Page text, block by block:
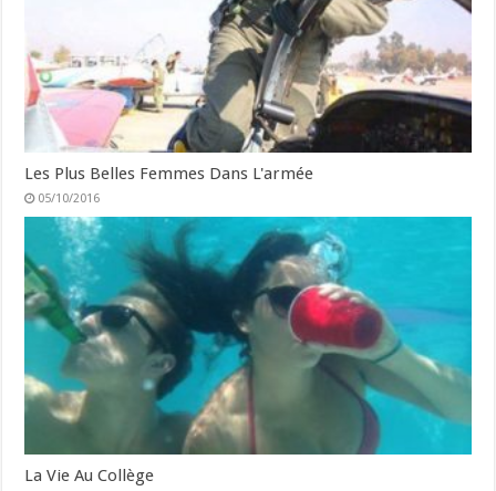
Les Plus Belles Femmes Dans L'armée
05/10/2016
La Vie Au Collège